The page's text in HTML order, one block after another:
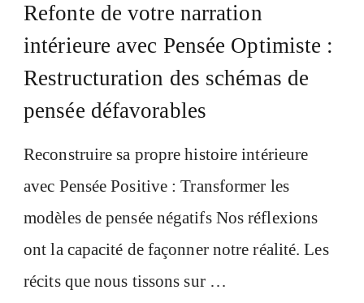
Refonte de votre narration
intérieure avec Pensée Optimiste :
Restructuration des schémas de
pensée défavorables
Reconstruire sa propre histoire intérieure
avec Pensée Positive : Transformer les
modèles de pensée négatifs Nos réflexions
ont la capacité de façonner notre réalité. Les
récits que nous tissons sur …